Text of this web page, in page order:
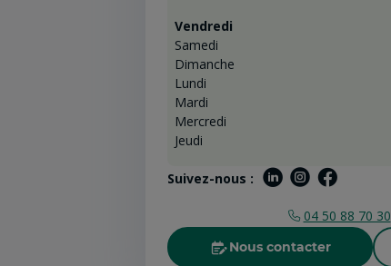
Vendredi
Samedi
Dimanche
Lundi
Mardi
Mercredi
Jeudi
Suivez-nous :
04 50 88 70 30
Nous contacter